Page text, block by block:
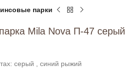
парки
Mila Nova П-47 серый
серый , синий рыжий